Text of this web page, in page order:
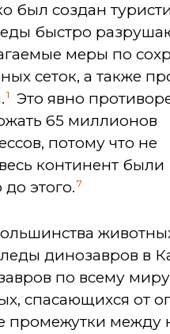
был создан
быстро
меры по
сеток, а также
1 Это явно
65 миллионов
потому что не
континент были
этого. 7
динозавров в
по всему
спасающихся от
промежутки